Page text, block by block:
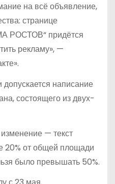
на всё объявление,
странице
придётся
рекламу», —
написание
состоящего из двух-
— текст
20% от общей площади
было превышать 50%.